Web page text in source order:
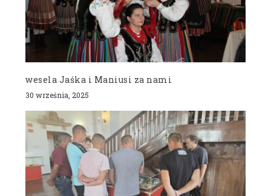
wesela Jaśka i Maniusi za nami
30 września, 2025